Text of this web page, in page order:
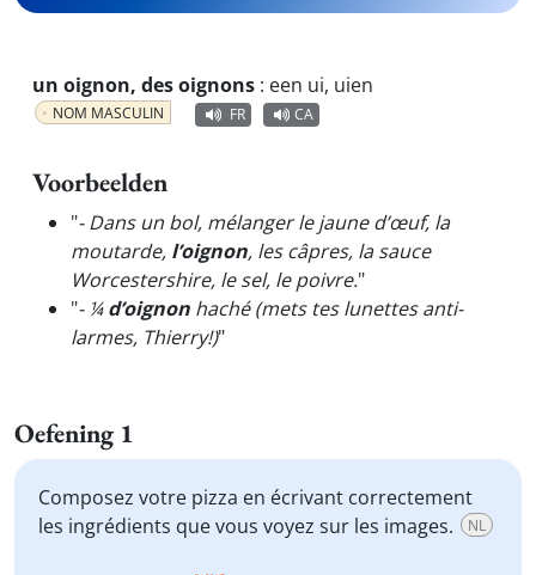
un oignon, des oignons : een ui, uien
NOM MASCULIN FR CA
Voorbeelden
"- Dans un bol, mélanger le jaune d’œuf, la
moutarde, l’oignon, les câpres, la sauce
Worcestershire, le sel, le poivre."
"- ¼d’oignon haché (mets tes lunettes anti-
larmes, Thierry!)"
Oefening 1
Composez votre pizza en écrivant correctement
les ingrédients que vous voyez sur les images.
NL